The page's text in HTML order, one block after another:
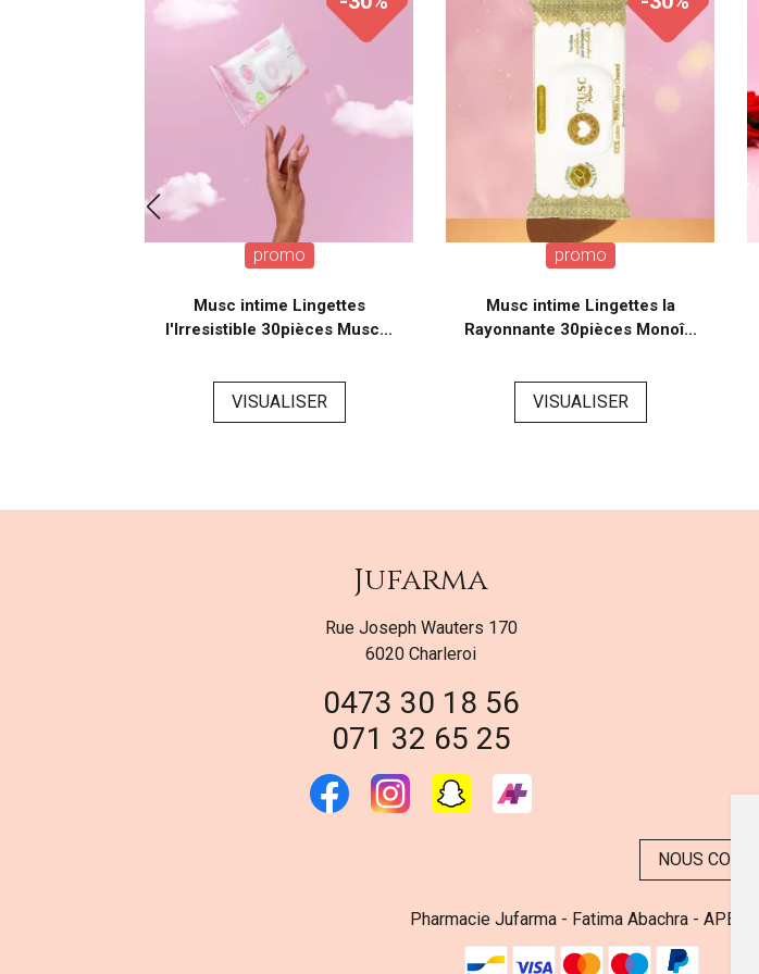
promo
Musc intime Lingettes
l'Irresistible 30pièces Musc...
VISUALISER
promo
Musc intime Lingettes la
Rayonnante 30pièces Monoî...
VISUALISER
Jufarma
Rue Joseph Wauters 170
6020 Charleroi
0473 30 18 56
071 32 65 25
NOUS
Pharmacie Jufarma - Fatima Abachra - APB